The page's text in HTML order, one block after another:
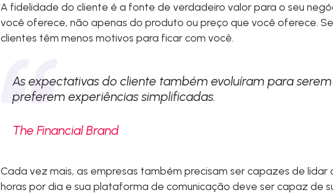
A fidelidade do cliente é a fonte de verdadeiro valor para o seu
você oferece, não apenas do produto ou preço que você oferece.
clientes têm menos motivos para ficar com você.
As expectativas do cliente também evoluíram para
preferem experiências simplificadas.
The Financial Brand
Cada vez mais, as empresas também precisam ser capazes de lidar
horas por dia e sua plataforma de comunicação deve ser capaz de